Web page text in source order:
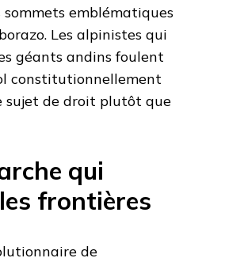
sommets emblématiques
Les alpinistes qui
géants andins foulent
constitutionnellement
sujet de droit plutôt que
qui
frontières
de